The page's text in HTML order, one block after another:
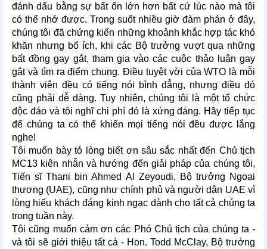
đánh dấu bằng sự bất ổn lớn hơn bất cứ lúc nào mà tôi
có thể nhớ được. Trong suốt nhiều giờ đàm phán ở đây,
chúng tôi đã chứng kiến những khoảnh khắc hợp tác khó
khăn nhưng bổ ích, khi các Bộ trưởng vượt qua những
bất đồng gay gắt, tham gia vào các cuộc thảo luận gay
gắt và tìm ra điểm chung. Điều tuyệt vời của WTO là mỗi
thành viên đều có tiếng nói bình đẳng, nhưng điều đó
cũng phải dễ dàng. Tuy nhiên, chúng tôi là một tổ chức
độc đáo và tôi nghĩ chi phí đó là xứng đáng. Hãy tiếp tục
để chúng ta có thể khiến mọi tiếng nói đều được lắng
nghe!
Tôi muốn bày tỏ lòng biết ơn sâu sắc nhất đến Chủ tịch
MC13 kiên nhẫn và hướng đến giải pháp của chúng tôi,
Tiến sĩ Thani bin Ahmed Al Zeyoudi, Bộ trưởng Ngoại
thương (UAE), cũng như chính phủ và người dân UAE vì
lòng hiếu khách đáng kinh ngạc dành cho tất cả chúng ta
trong tuần này.
Tôi cũng muốn cảm ơn các Phó Chủ tịch của chúng ta -
và tôi sẽ giới thiệu tất cả - Hon. Todd McClay, Bộ trưởng